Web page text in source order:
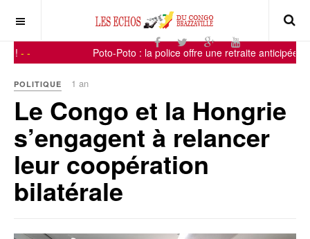
- Poto-Poto : la police offre une retraite anticipée à
POLITIQUE 1 an
Le Congo et la Hongrie
s’engagent à relancer
leur coopération
bilatérale